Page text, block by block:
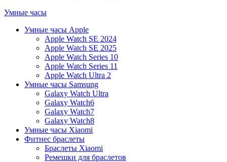
Умные часы
Умные часы Apple
Apple Watch SE 2024
Apple Watch SE 2025
Apple Watch Series 10
Apple Watch Series 11
Apple Watch Ultra 2
Умные часы Samsung
Galaxy Watch Ultra
Galaxy Watch6
Galaxy Watch7
Galaxy Watch8
Умные часы Xiaomi
Фитнес браслеты
Браслеты Xiaomi
Ремешки для браслетов